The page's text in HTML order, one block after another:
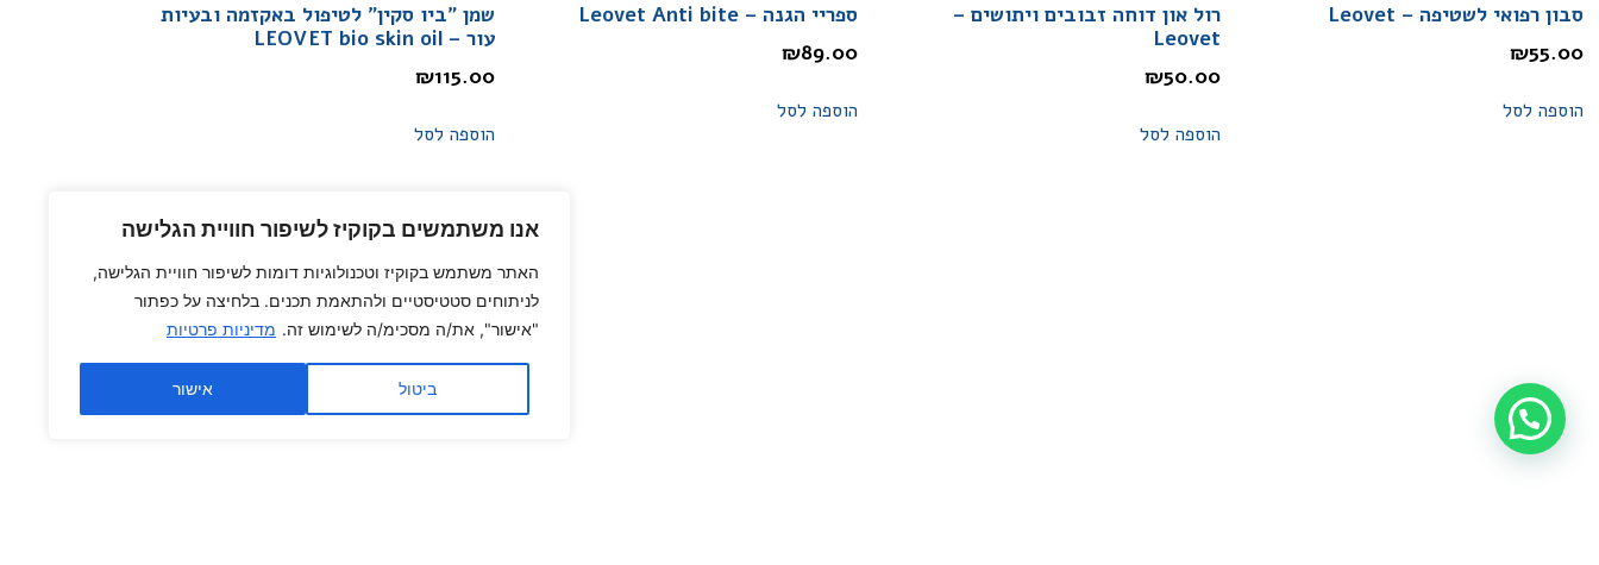
אנו משתמשים בקוקיז לשיפור חוויית הגלישה
האתר משתמש בקוקיז וטכנולוגיות דומות לשיפור חוויית הגלישה,
לניתוחים סטטיסטיים ולהתאמת תכנים. בלחיצה על כפתור
"אישור", את/ה מסכימ/ה לשימוש זה. מדיניות פרטיות
ביטול אישור
סבון רפואי לשטיפה – Leovet
₪55.00
הוספה לסל
רול און דוחה זבובים ויתושים –
Leovet
₪50.00
הוספה לסל
ספריי הגנה – Leovet Anti bite
₪89.00
הוספה לסל
שמן "ביו סקין" לטיפול באקזמה ובעיות
עור – LEOVET bio skin oil
₪115.00
הוספה לסל